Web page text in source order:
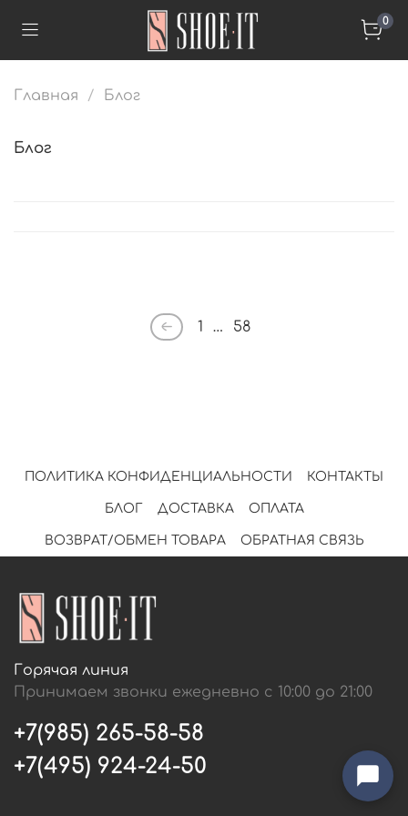
0
Главная Блог
Блог
1 … 58
ПОЛИТИКА КОНФИДЕНЦИАЛЬНОСТИ КОНТАКТЫ
БЛОГ ДОСТАВКА ОПЛАТА
ВОЗВРАТ/ОБМЕН ТОВАРА ОБРАТНАЯ СВЯЗЬ
Горячая линия
Принимаем звонки ежедневно с 10:00 до 21:00
+7(985) 265-58-58
+7(495) 924-24-50